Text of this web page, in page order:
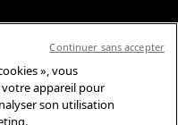
», vous
votre appareil pour
son utilisation
Continuer sans accepter